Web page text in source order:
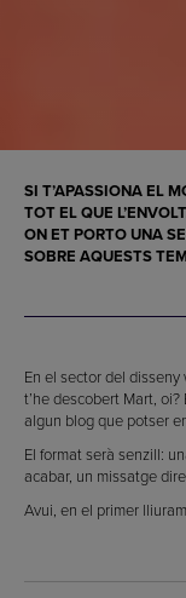
SI T’APASSIONA EL
TOT EL QUE
ON ET PORTO UNA
SOBRE AQUESTS
En el sector del
t’he descobert Mart,
algun blog que potser
El format serà senzill:
acabar, un missatge
Avui, en el primer